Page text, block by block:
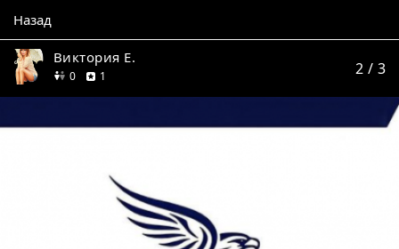
Назад
Виктория Е.
0друзей
1 2 / 3